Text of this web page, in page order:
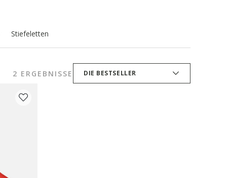
Stiefeletten
2 ERGEBNISSE DIE BESTSELLER